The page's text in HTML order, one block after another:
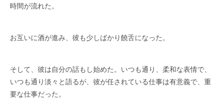
時間が流れた。
お互いに酒が進み、彼も少しばかり饒舌になった。
そして、彼は自分の話もし始めた。いつも通り、柔和な表情で、
いつも通り淡々と語るが、彼が任されている仕事は有意義で、重
要な仕事だった。